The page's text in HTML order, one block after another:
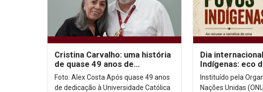
Cristina Carvalho: uma história
de quase 49 anos de
dedicação à Unicap
Foto: Alex Costa Após quase 49 anos
de dedicação à Universidade Católica
Dia
Indígenas: eco
no contexto
Instituído pela
Nações Unidas